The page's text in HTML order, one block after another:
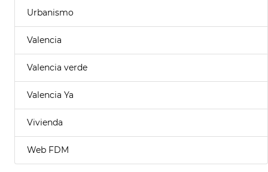
Urbanismo
Valencia
Valencia verde
Valencia Ya
Vivienda
Web FDM